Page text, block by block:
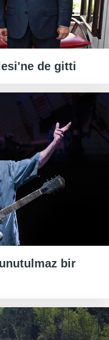
de gitti
bir